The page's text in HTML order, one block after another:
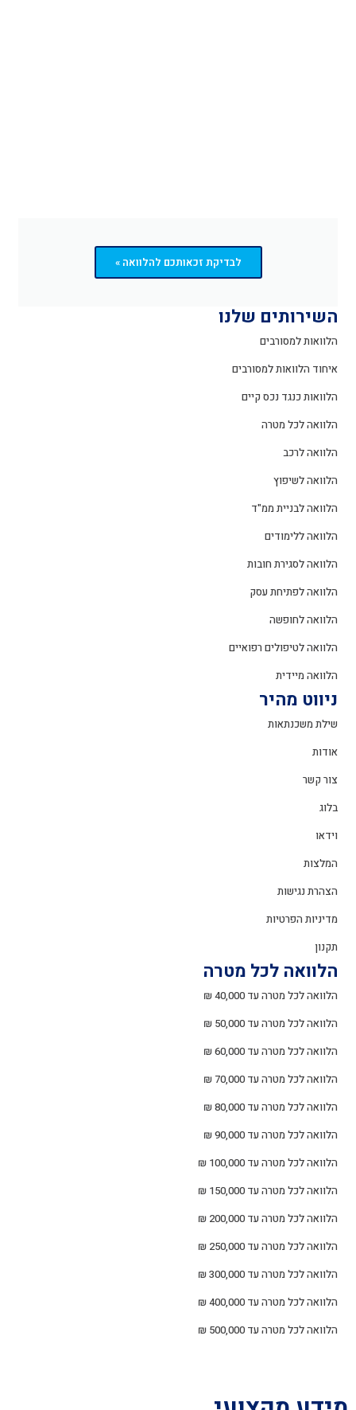
לבדיקת זכאותכם להלוואה »
השירותים שלנו
הלוואות למסורבים
איחוד הלוואות למסורבים
הלוואות כנגד נכס קיים
הלוואה לכל מטרה
הלוואה לרכב
הלוואה לשיפוץ
הלוואה לבניית ממ"ד
הלוואה ללימודים
הלוואה לסגירת חובות
הלוואה לפתיחת עסק
הלוואה לחופשה
הלוואה לטיפולים רפואיים
הלוואה מיידית
ניווט מהיר
שילת משכנתאות
אודות
צור קשר
בלוג
וידאו
המלצות
הצהרת נגישות
מדיניות הפרטיות
תקנון
הלוואה לכל מטרה
הלוואה לכל מטרה עד 40,000 ₪
הלוואה לכל מטרה עד 50,000 ₪
הלוואה לכל מטרה עד 60,000 ₪
הלוואה לכל מטרה עד 70,000 ₪
הלוואה לכל מטרה עד 80,000 ₪
הלוואה לכל מטרה עד 90,000 ₪
הלוואה לכל מטרה עד 100,000 ₪
הלוואה לכל מטרה עד 150,000 ₪
הלוואה לכל מטרה עד 200,000 ₪
הלוואה לכל מטרה עד 250,000 ₪
הלוואה לכל מטרה עד 300,000 ₪
הלוואה לכל מטרה עד 400,000 ₪
הלוואה לכל מטרה עד 500,000 ₪